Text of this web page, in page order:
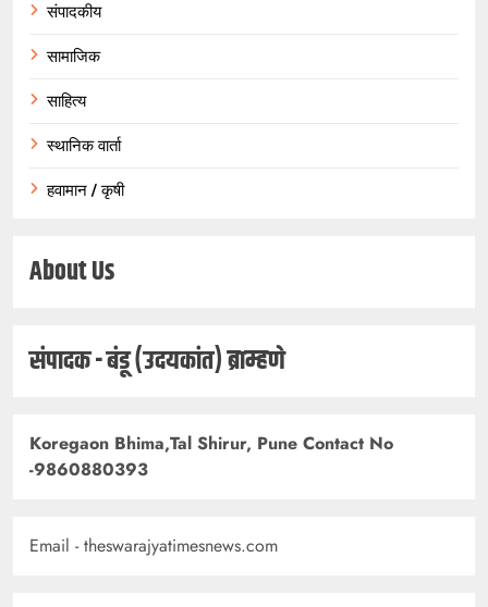
संपादकीय
सामाजिक
साहित्य
स्थानिक वार्ता
हवामान / कृषी
About Us
संपादक - बंडू (उदयकांत) ब्राम्हणे
Koregaon Bhima,Tal Shirur, Pune Contact No
-9860880393
Email - theswarajyatimesnews.com